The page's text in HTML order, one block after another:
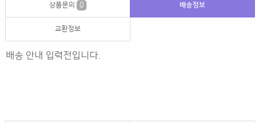
상품문의 0 배송정보
교환정보
배송 안내 입력전입니다.